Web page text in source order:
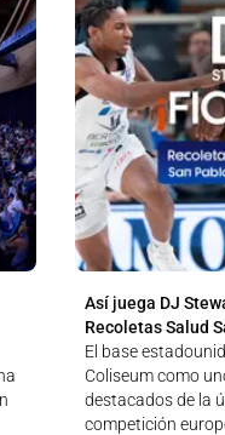
Así juega DJ
Recoletas Salud
El base
Coliseum como
destacados de la
competición